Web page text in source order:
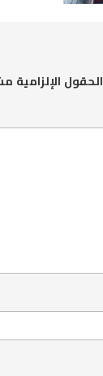
الحقول الإلزامية